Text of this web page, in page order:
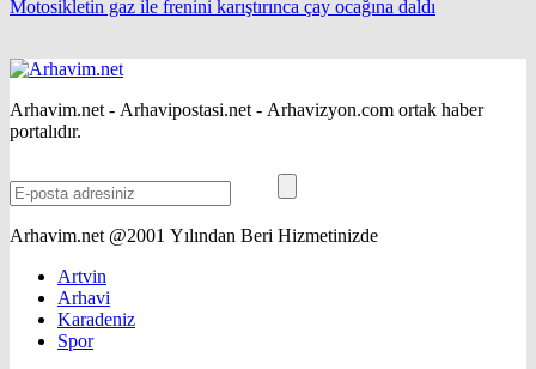
Motosikletin gaz ile frenini karıştırınca çay ocağına daldı
Arhavim.net - Arhavipostasi.net - Arhavizyon.com ortak haber
portalıdır.
Arhavim.net @2001 Yılından Beri Hizmetinizde
Artvin
Arhavi
Karadeniz
Spor